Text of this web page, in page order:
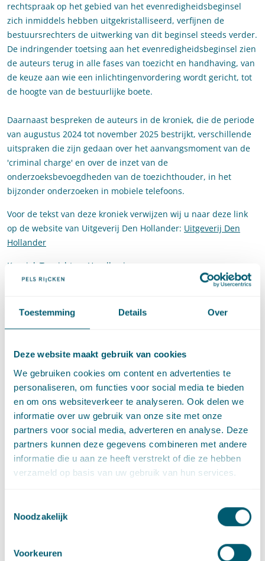
Toestemming Details Over
Deze website maakt gebruik van cookies
We gebruiken cookies om content en advertenties te
personaliseren, om functies voor social media te bieden
en om ons websiteverkeer te analyseren. Ook delen we
informatie over uw gebruik van onze site met onze
partners voor social media, adverteren en analyse. Deze
partners kunnen deze gegevens combineren met andere
informatie die u aan ze heeft verstrekt of die ze hebben
verzameld op basis van uw gebruik van hun services.
Noodzakelijk
Voorkeuren
rechtspraak op het gebied van het evenredigheidsbeginsel
zich inmiddels hebben uitgekristalliseerd, verfijnen de
bestuursrechters de uitwerking van dit beginsel steeds verder.
De indringender toetsing aan het evenredigheidsbeginsel zien
de auteurs terug in alle fases van toezicht en handhaving, van
de keuze aan wie een inlichtingenvordering wordt gericht, tot
de hoogte van de bestuurlijke boete​.
Daarnaast bespreken de auteurs in de kroniek, die de periode
van augustus 2024 tot november 2025 bestrijkt, verschillende
uitspraken die zijn gedaan over het aanvangsmoment van de
'criminal charge' en over de inzet van de
onderzoeksbevoegdheden van de toezichthouder, in het
bijzonder onderzoeken in mobiele telefoons.
Voor de tekst van deze kroniek verwijzen wij u naar deze link
op de website van Uitgeverij Den Hollander: Uitgeverij Den
Hollander
Kroniek Toezicht en Handhaving
Auteurs: A.J. Boorsma, M. Koppenol en W.J. Poot
Contact
Advocaat • partner